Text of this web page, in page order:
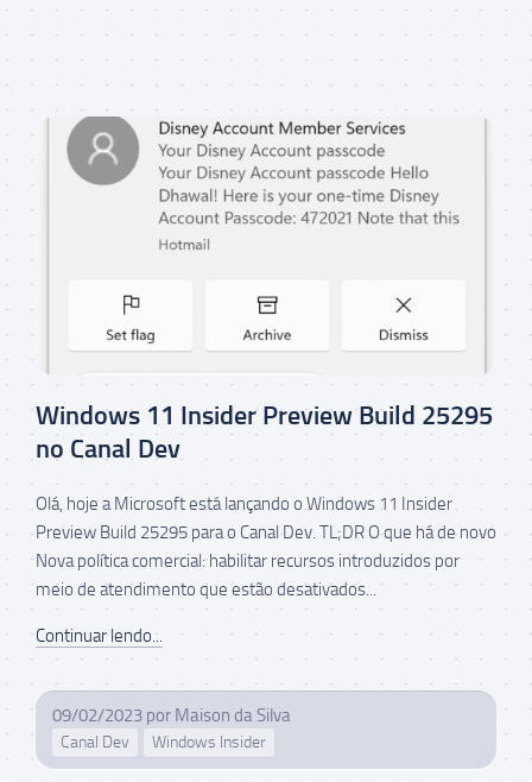
Windows 11 Insider Preview Build 25295
no Canal Dev
Olá, hoje a Microsoft está lançando o Windows 11 Insider
Preview Build 25295 para o Canal Dev. TL;DR O que há de novo
Nova política comercial: habilitar recursos introduzidos por
meio de atendimento que estão desativados...
Continuar lendo...
09/02/2023 por Maison da Silva
Canal Dev Windows Insider